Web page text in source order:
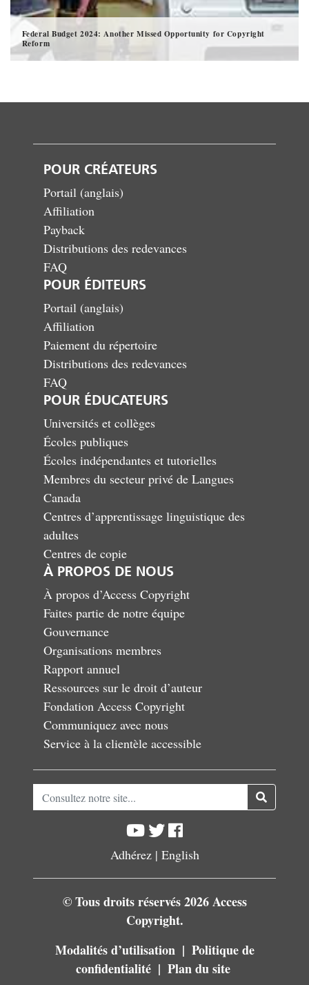
Federal Budget 2024: Another Missed Opportunity for Copyright
Reform
POUR CRÉATEURS
Portail (anglais)
Affiliation
Payback
Distributions des redevances
FAQ
POUR ÉDITEURS
Portail (anglais)
Affiliation
Paiement du répertoire
Distributions des redevances
FAQ
POUR ÉDUCATEURS
Universités et collèges
Écoles publiques
Écoles indépendantes et tutorielles
Membres du secteur privé de Langues
Canada
Centres d’apprentissage linguistique des
adultes
Centres de copie
À PROPOS DE NOUS
À propos d’Access Copyright
Faites partie de notre équipe
Gouvernance
Organisations membres
Rapport annuel
Ressources sur le droit d’auteur
Fondation Access Copyright
Communiquez avec nous
Service à la clientèle accessible
Consultez notre site...
Adhérez| English
© Tous droits réservés 2026 Access
Copyright.
Modalités d’utilisation
Politique de
confidentialité
Plan du site